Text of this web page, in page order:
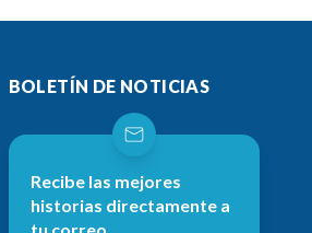
BOLETÍN DE NOTICIAS
Recibe las mejores
historias directamente a